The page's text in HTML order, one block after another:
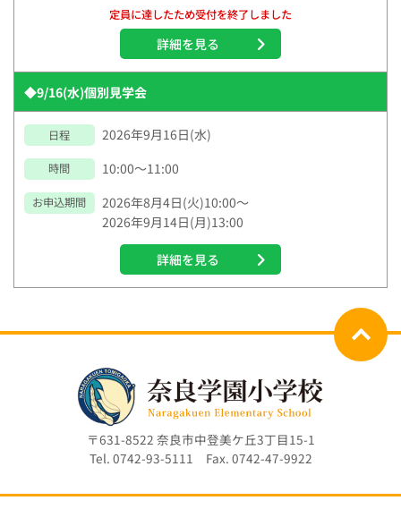
定員に達したため受付を終了しました
詳細を見る
◆9/16(水)個別見学会
日程 2026年9月16日(水)
時間 10:00～11:00
お申込期間
2026年8月4日(火)10:00～
2026年9月14日(月)13:00
詳細を見る
〒631-8522 奈良市中登美ケ丘3丁目15-1
Tel. 0742-93-5111 Fax. 0742-47-9922